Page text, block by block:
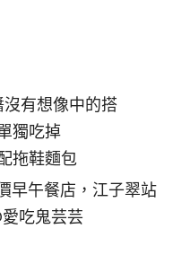
有想像中的搭
獨吃掉
拖鞋麵包